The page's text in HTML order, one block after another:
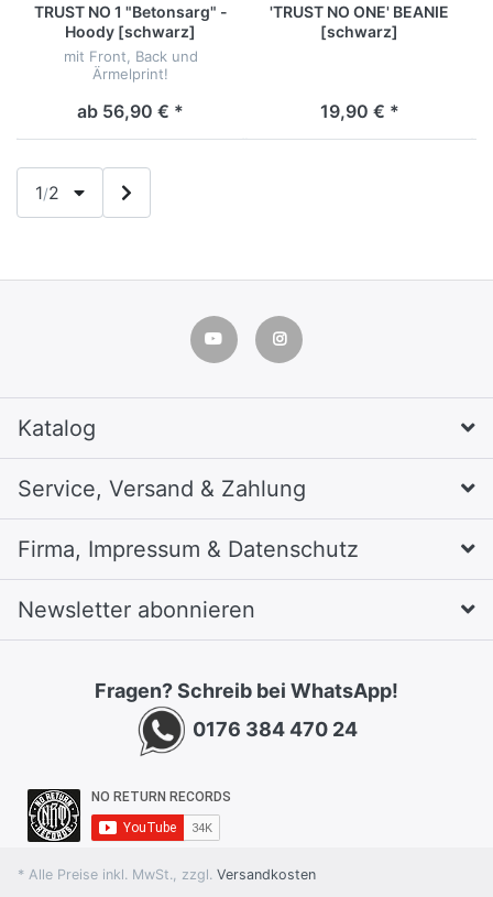
TRUST NO 1 "Betonsarg" -
Hoody [schwarz]
mit Front, Back und
Ärmelprint!
ab 56,90 € *
'TRUST NO ONE' BEANIE
[schwarz]
19,90 € *
1/2
Katalog
Service, Versand & Zahlung
Firma, Impressum & Datenschutz
Newsletter abonnieren
Fragen? Schreib bei WhatsApp!
0176 384 470 24
* Alle Preise inkl. MwSt., zzgl. Versandkosten